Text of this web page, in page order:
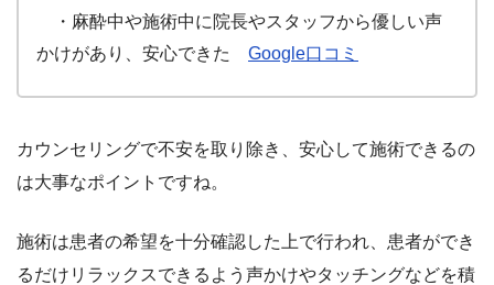
・麻酔中や施術中に院長やスタッフから優しい声
かけがあり、安心できた Google口コミ
カウンセリングで不安を取り除き、安心して施術できるの
は大事なポイントですね。
施術は患者の希望を十分確認した上で行われ、患者ができ
るだけリラックスできるよう 声かけやタッチングなどを積